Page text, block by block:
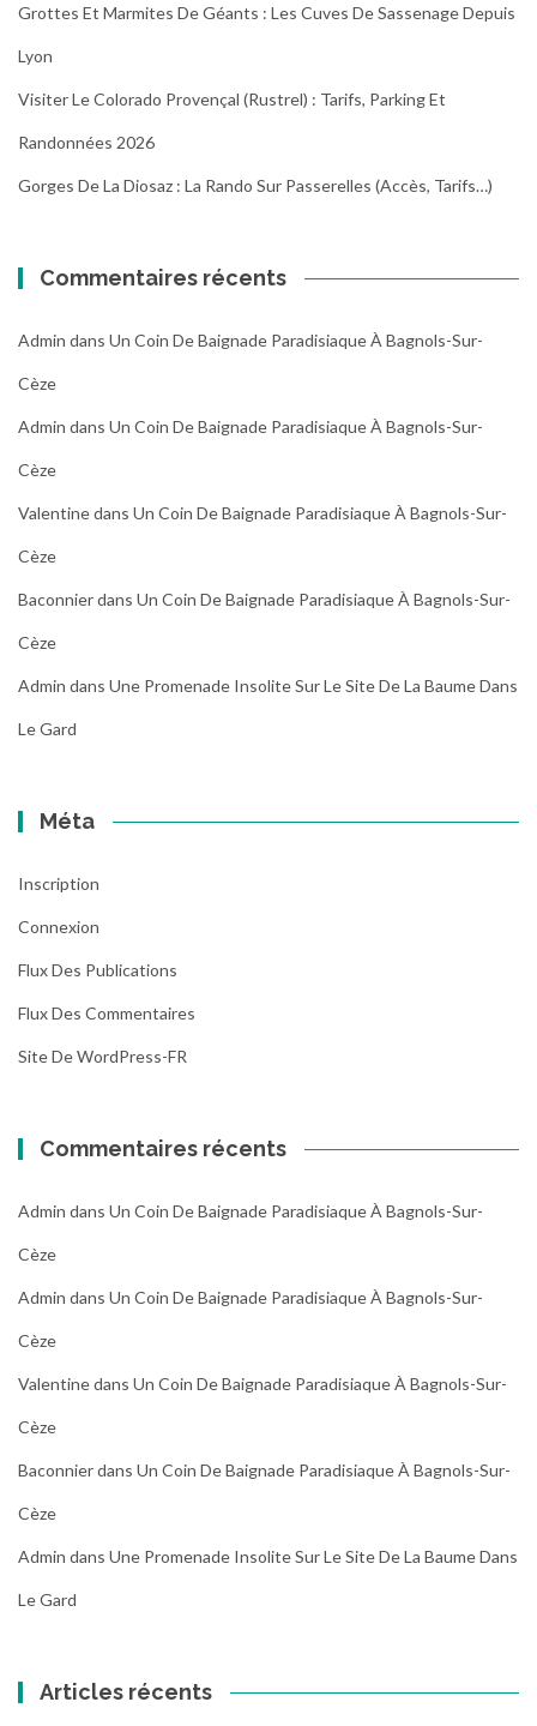
Grottes Et Marmites De Géants : Les Cuves De Sassenage Depuis
Lyon
Visiter Le Colorado Provençal (Rustrel) : Tarifs, Parking Et
Randonnées 2026
Gorges De La Diosaz : La Rando Sur Passerelles (Accès, Tarifs…)
Commentaires récents
Admin dans Un Coin De Baignade Paradisiaque À Bagnols-Sur-
Cèze
Admin dans Un Coin De Baignade Paradisiaque À Bagnols-Sur-
Cèze
Valentinedans Un Coin De Baignade Paradisiaque À Bagnols-Sur-
Cèze
Baconnierdans Un Coin De Baignade Paradisiaque À Bagnols-Sur-
Cèze
Admin dans Une Promenade Insolite Sur Le Site De La Baume Dans
Le Gard
Méta
Inscription
Connexion
Flux Des Publications
Flux Des Commentaires
Site De WordPress-FR
Commentaires récents
Admin dans Un Coin De Baignade Paradisiaque À Bagnols-Sur-
Cèze
Admin dans Un Coin De Baignade Paradisiaque À Bagnols-Sur-
Cèze
Valentinedans Un Coin De Baignade Paradisiaque À Bagnols-Sur-
Cèze
Baconnierdans Un Coin De Baignade Paradisiaque À Bagnols-Sur-
Cèze
Admin dans Une Promenade Insolite Sur Le Site De La Baume Dans
Le Gard
Articles récents